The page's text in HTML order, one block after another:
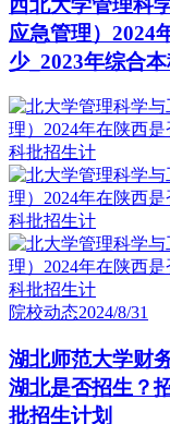
应急管理）2024
少_2023年综合
院校动态2024/8/31
湖北师范大学财
湖北是否招生？
批招生计划